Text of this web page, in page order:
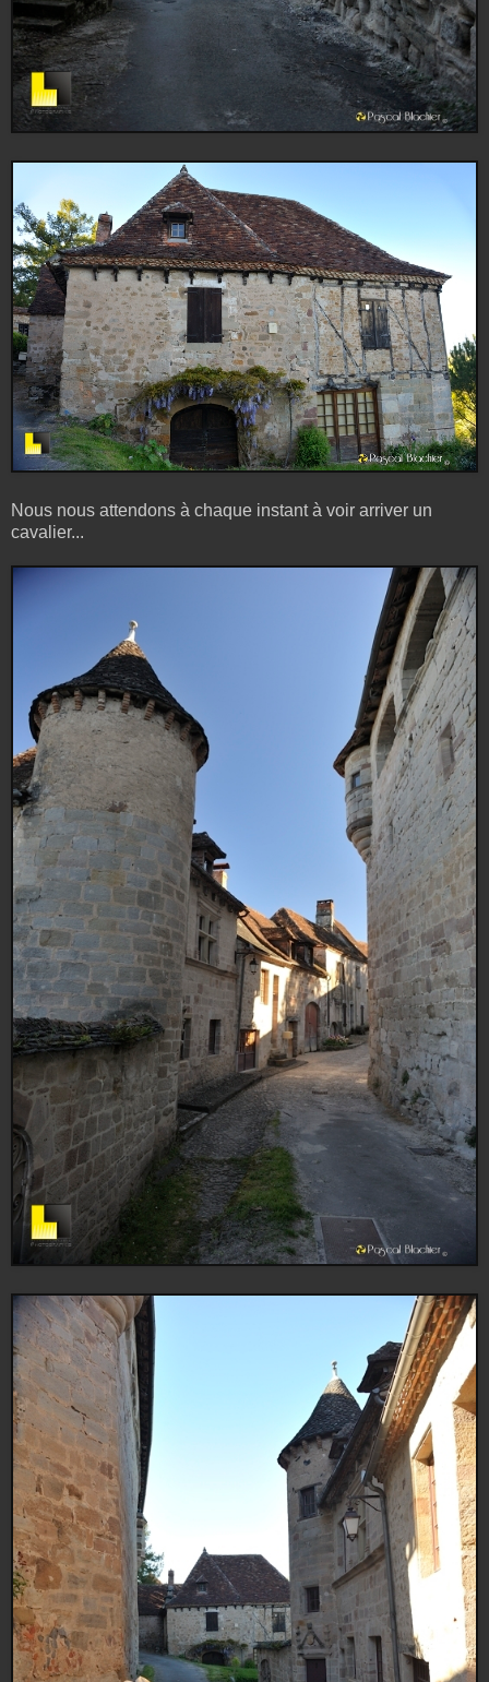
Nous nous attendons à chaque instant à voir arriver un
cavalier...